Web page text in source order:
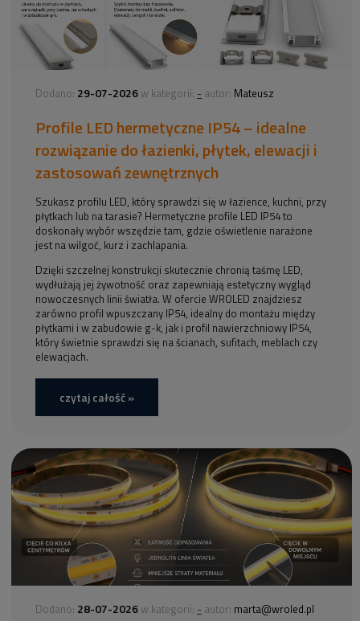
Dodano: 29-07-2026 w kategorii: - autor: Mateusz
Profile LED hermetyczne IP54 – idealne
rozwiązanie do łazienki, płytek, elewacji i
zastosowań zewnętrznych
Szukasz profilu LED, który sprawdzi się w łazience, kuchni, przy
płytkach lub na tarasie? Hermetyczne profile LED IP54 to
doskonały wybór wszędzie tam, gdzie oświetlenie narażone
jest na wilgoć, kurz i zachlapania.
Dzięki szczelnej konstrukcji skutecznie chronią taśmę LED,
wydłużają jej żywotność oraz zapewniają estetyczny wygląd
nowoczesnych linii światła. W ofercie WROLED znajdziesz
zarówno profil wpuszczany IP54, idealny do montażu między
płytkami i w zabudowie g-k, jak i profil nawierzchniowy IP54,
który świetnie sprawdzi się na ścianach, sufitach, meblach czy
elewacjach.
czytaj całość »
Dodano: 28-07-2026 w kategorii: - autor: marta@wroled.pl